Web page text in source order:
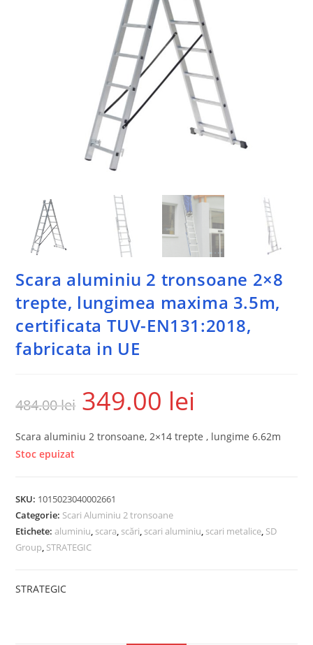
Scara aluminiu 2 tronsoane 2×8
trepte, lungimea maxima 3.5m,
certificata TUV-EN131:2018,
fabricata in UE
484.00lei 349.00 lei
Scara aluminiu 2 tronsoane, 2×14 trepte , lungime 6.62m
Stoc epuizat
SKU: 1015023040002661
Categorie: Scari Aluminiu 2 tronsoane
Etichete:aluminiu, scara, scări, scari aluminiu, scari metalice, SD
Group, STRATEGIC
STRATEGIC